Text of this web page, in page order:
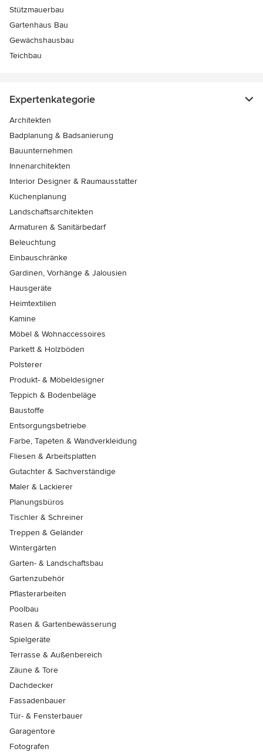
Stützmauerbau
Gartenhaus Bau
Gewächshausbau
Teichbau
Expertenkategorie
Architekten
Badplanung & Badsanierung
Bauunternehmen
Innenarchitekten
Interior Designer & Raumausstatter
Küchenplanung
Landschaftsarchitekten
Armaturen & Sanitärbedarf
Beleuchtung
Einbauschränke
Gardinen, Vorhänge & Jalousien
Hausgeräte
Heimtextilien
Kamine
Möbel & Wohnaccessoires
Parkett & Holzböden
Polsterer
Produkt- & Möbeldesigner
Teppich & Bodenbeläge
Baustoffe
Entsorgungsbetriebe
Farbe, Tapeten & Wandverkleidung
Fliesen & Arbeitsplatten
Gutachter & Sachverständige
Maler & Lackierer
Planungsbüros
Tischler & Schreiner
Treppen & Geländer
Wintergärten
Garten- & Landschaftsbau
Gartenzubehör
Pflasterarbeiten
Poolbau
Rasen & Gartenbewässerung
Spielgeräte
Terrasse & Außenbereich
Zäune & Tore
Dachdecker
Fassadenbauer
Tür- & Fensterbauer
Garagentore
Fotografen